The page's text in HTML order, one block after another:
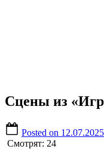
Сцены из
Posted on 12.07.2025
Смотрят: 24